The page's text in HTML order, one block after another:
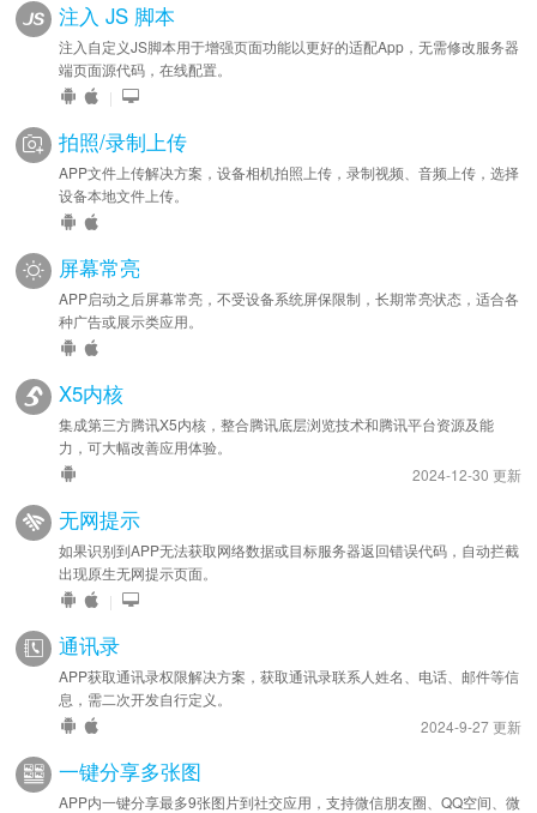
注入 JS 脚本
注入自定义JS脚本用于增强页面功能以更好的适配App，无需修改服务器
端页面源代码，在线配置。
|
拍照/录制上传
APP文件上传解决方案，设备相机拍照上传，录制视频、音频上传，选择
设备本地文件上传。
屏幕常亮
APP启动之后屏幕常亮，不受设备系统屏保限制，长期常亮状态，适合各
种广告或展示类应用。
X5内核
集成第三方腾讯X5内核，整合腾讯底层浏览技术和腾讯平台资源及能
力，可大幅改善应用体验。
2024-12-30 更新
无网提示
如果识别到APP无法获取网络数据或目标服务器返回错误代码，自动拦截
出现原生无网提示页面。
|
通讯录
APP获取通讯录权限解决方案，获取通讯录联系人姓名、电话、邮件等信
息，需二次开发自行定义。
2024-9-27 更新
一键分享多张图
APP内一键分享最多9张图片到社交应用，支持微信朋友圈、QQ空间、微